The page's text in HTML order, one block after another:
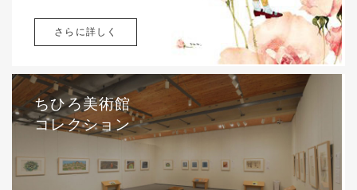
さらに詳しく
ちひろ美術館
コレクション